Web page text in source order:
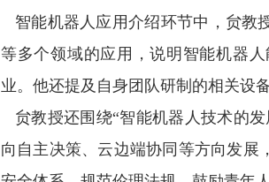
智能机器人应用介绍环节中，贠教
等多个领域的应用，说明智能机器
业。他还提及自身团队研制的相关设
贠教授还围绕“智能机器人技术的
向自主决策、云边端协同等方向发展